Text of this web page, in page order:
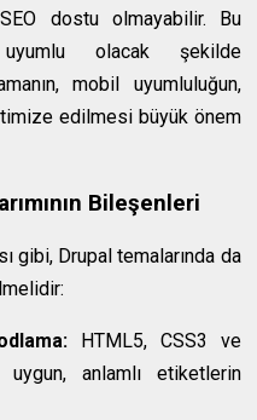
SEO dostu olmayabilir. Bu
olacak şekilde
mobil uyumluluğun,
edilmesi büyük önem
Bileşenleri
gibi, Drupal temalarında da
HTML5, CSS3 ve
uygun, anlamlı etiketlerin